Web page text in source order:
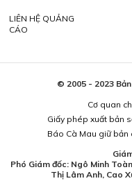
LIÊN HỆ QUẢNG
CÁO
© 2005 - 2023
Cơ quan
Giấy phép xuất bản
Báo Cà Mau giữ
Phó Giám đốc: Ngô Minh
Thị Lâm Anh, Cao